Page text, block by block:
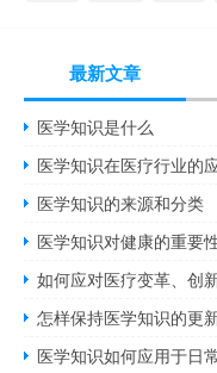
最新文章
医学知识是什么
医学知识在医疗行业的
医学知识的来源和分类
医学知识对健康的重要
如何应对医疗变革、创
怎样保持医学知识的更
医学知识如何应用于日